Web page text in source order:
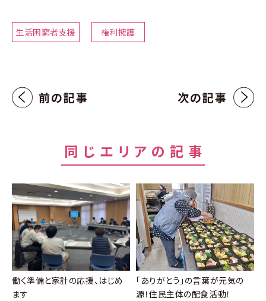
生活困窮者支援 権利擁護
前の記事 次の記事
同じエリアの記事
働く準備と家計の応援、はじめ
ます
「ありがとう」の言葉が元気の
源！住民主体の配食活動！